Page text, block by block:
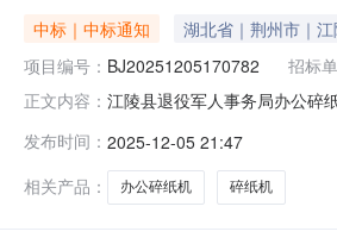
中标｜中标通知 湖北省｜荆州市｜
项目编号： BJ20251205170782 招标
正文内容： 江陵县退役军人事务局办公碎
采购联系电话：13972300930
发布时间： 2025-12-05 21:47
相关产品：
办公碎纸机 碎纸机